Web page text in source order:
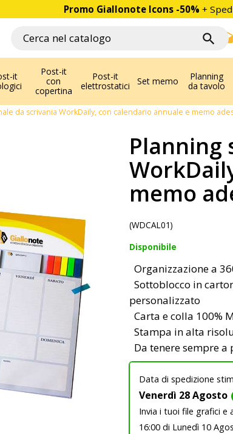
Promo Giallonote Icons -50% +
 drafts
it
Post-it
con
copertina
Post-it
elettrostatici
Set memo
Planning
da tavolo
da scrivania WorkDaily, con calendario annuale e memo
Planning
memo
(WDCAL01)
Disponibile
Organizzazione a
Sottoblocco in
personalizzato
Carta e colla 100%
Stampa in alta
Da tenere sempre
Data di spedizione
Venerdì 28 Agosto
Invia i tuoi file grafici e
16:00 di Lunedì 10